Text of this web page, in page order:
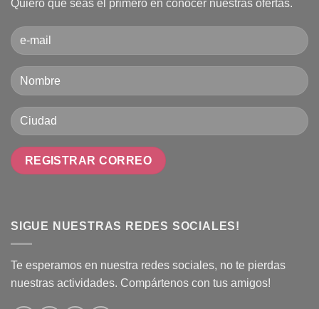
Quiero que seas el primero en conocer nuestras ofertas.
SIGUE NUESTRAS REDES SOCIALES!
Te esperamos en nuestra redes sociales, no te pierdas
nuestras actividades. Compártenos con tus amigos!